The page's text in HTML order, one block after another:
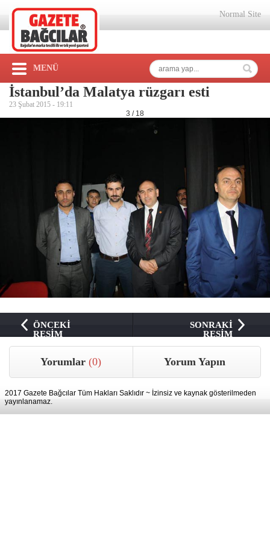
Normal Site
MENÜ
İstanbul’da Malatya rüzgarı esti
23 Şubat 2015 - 19:11
3 / 18
ÖNCEKİ
RESİM
SONRAKİ
RESİM
Yorumlar(0) Yorum Yapın
2017 Gazete Bağcılar Tüm Hakları Saklıdır ~ İzinsiz ve kaynak gösterilmeden
yayınlanamaz.